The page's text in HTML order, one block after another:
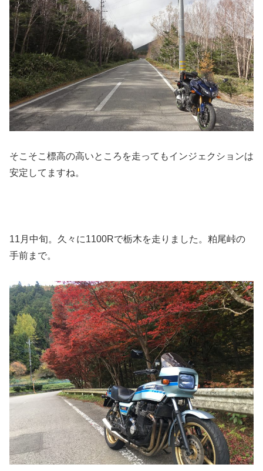
そこそこ標高の高いところを走ってもインジェクションは
安定してますね。
11月中旬。久々に1100Rで栃木を走りました。粕尾峠の
手前まで。